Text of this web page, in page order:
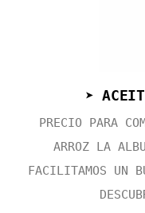
➤
PRECIO PARA
ARROZ LA
FACILITAMOS UN